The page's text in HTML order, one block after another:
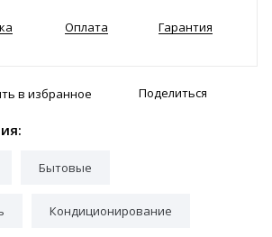
Оплата Гарантия
в избранное Поделиться
Бытовые
Кондиционирование